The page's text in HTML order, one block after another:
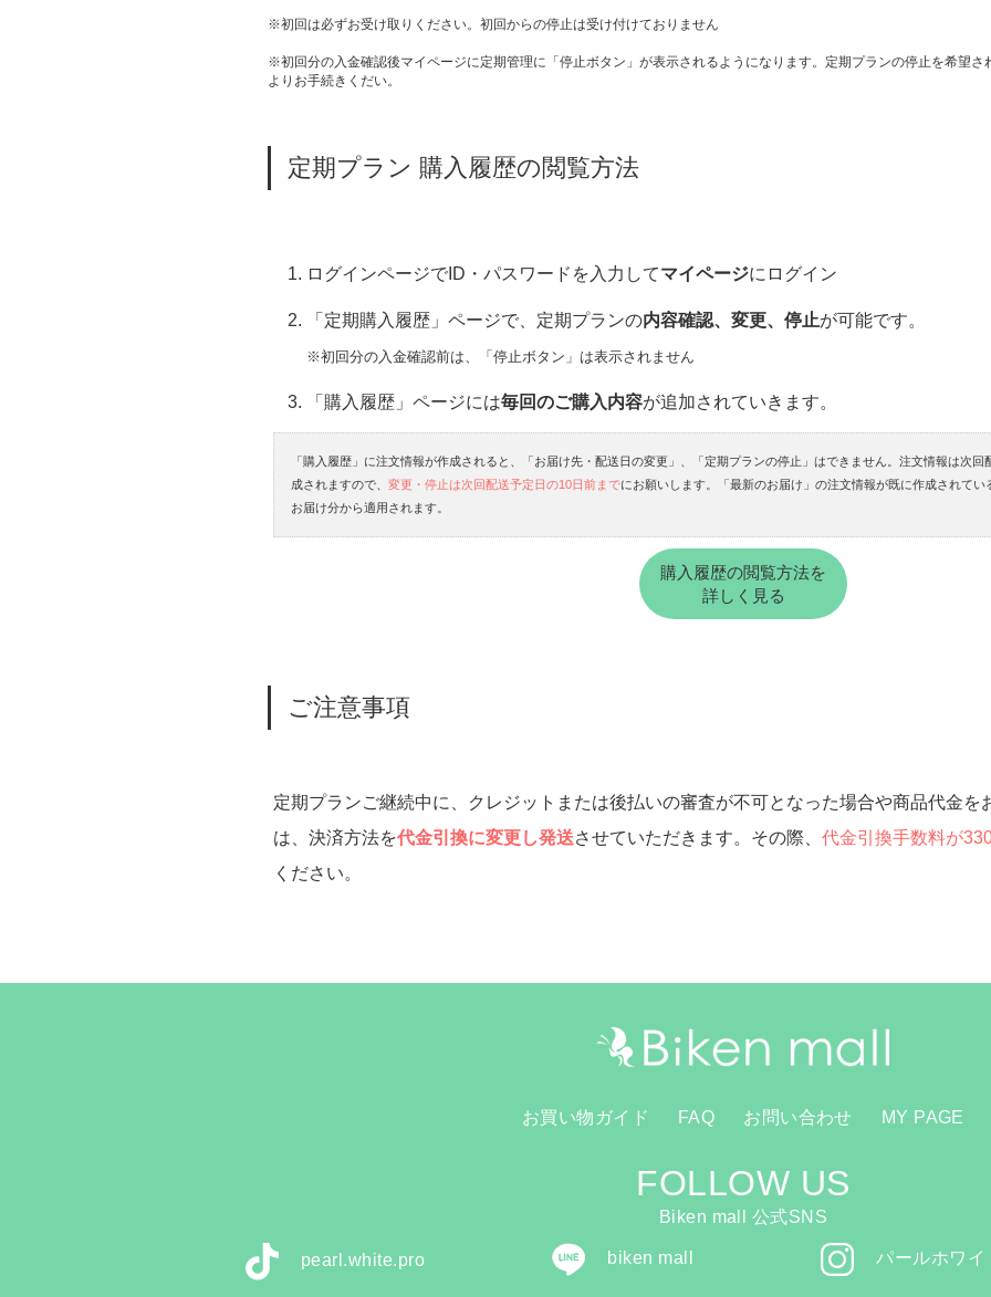
※初回は必ずお受け取りください。初回からの停止は受け付けておりません
※初回分の入金確認後マイページに定期管理に「停止ボタン」が表示されるようになります。定期プランの停止を希望さ
よりお手続きくだい。
定期プラン 購入履歴の閲覧方法
ログインページでID・パスワードを入力してマイページにログイン
「定期購入履歴」ページで、定期プランの内容確認、変更、停止が可能です。
※初回分の入金確認前は、「停止ボタン」は表示されません
「購入履歴」ページには毎回のご購入内容が追加されていきます。
「購入履歴」に注文情報が作成されると、「お届け先・配送日の変更」、「定期プランの停止」はできません。注文情報は次回
成されますので、 変更・停止は次回配送予定日の10日前までにお願いします。「最新のお届け」の注文情報が既に作成されて
お届け分から適用されます。
購入履歴の閲覧方法を
詳しく見る
ご注意事項
定期プランご継続中に、クレジットまたは後払いの審査が不可となった場合や商品代金を
は、決済方法を代金引換に変更し発送させていただきます。その際、 代金引換手数料が
ください。
お買い物ガイド FAQ お問い合わせ MY PAGE
FOLLOW US
Biken mall 公式SNS
pearl.white.pro biken mall パールホワイ